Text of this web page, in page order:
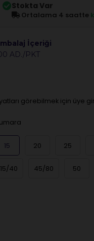
Stokta Var
Ortalama 4 saatte
İçeriği
AD./PKT
görebilmek için üye
15 20 25
15/40 45/80 50